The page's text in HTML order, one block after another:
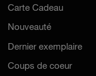
Nouveauté
Dernier exemplaire
Coups de coeur
Mode